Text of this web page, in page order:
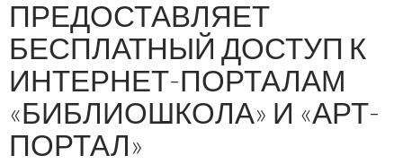
ПРЕДОСТАВЛЯЕТ
БЕСПЛАТНЫЙ ДОСТУП К
ИНТЕРНЕТ-ПОРТАЛАМ
«БИБЛИОШКОЛА» И «АРТ-
ПОРТАЛ»